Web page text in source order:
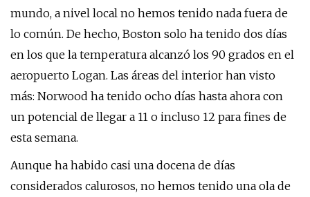
mundo, a nivel local no hemos tenido nada fuera de
lo común. De hecho, Boston solo ha tenido dos días
en los que la temperatura alcanzó los 90 grados en el
aeropuerto Logan. Las áreas del interior han visto
más: Norwood ha tenido ocho días hasta ahora con
un potencial de llegar a 11 o incluso 12 para fines de
esta semana.
Aunque ha habido casi una docena de días
considerados calurosos, no hemos tenido una ola de